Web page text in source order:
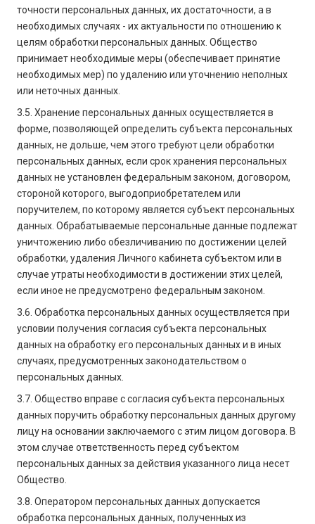
точности персональных данных, их достаточности, а в
необходимых случаях - их актуальности по отношению к
целям обработки персональных данных. Общество
принимает необходимые меры (обеспечивает принятие
необходимых мер) по удалению или уточнению неполных
или неточных данных.
3.5. Хранение персональных данных осуществляется в
форме, позволяющей определить субъекта персональных
данных, не дольше, чем этого требуют цели обработки
персональных данных, если срок хранения персональных
данных не установлен федеральным законом, договором,
стороной которого, выгодоприобретателем или
поручителем, по которому является субъект персональных
данных. Обрабатываемые персональные данные подлежат
уничтожению либо обезличиванию по достижении целей
обработки, удаления Личного кабинета субъектом или в
случае утраты необходимости в достижении этих целей,
если иное не предусмотрено федеральным законом.
3.6. Обработка персональных данных осуществляется при
условии получения согласия субъекта персональных
данных на обработку его персональных данных и в иных
случаях, предусмотренных законодательством о
персональных данных.
3.7. Общество вправе с согласия субъекта персональных
данных поручить обработку персональных данных другому
лицу на основании заключаемого с этим лицом договора. В
этом случае ответственность перед субъектом
персональных данных за действия указанного лица несет
Общество.
3.8. Оператором персональных данных допускается
обработка персональных данных, полученных из